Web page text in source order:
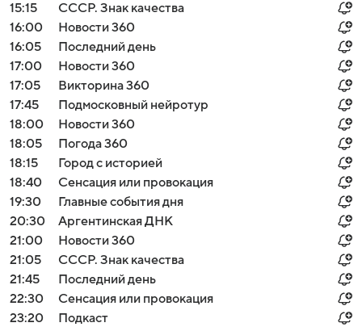
15:15
СССР. Знак качества
16:00
Новости 360
16:05
Последний день
17:00
Новости 360
17:05
Викторина 360
17:45
Подмосковный нейротур
18:00
Новости 360
18:05
Погода 360
18:15
Город с историей
18:40
Сенсация или провокация
19:30
Главные события дня
20:30
Аргентинская ДНК
21:00
Новости 360
21:05
СССР. Знак качества
21:45
Последний день
22:30
Сенсация или провокация
23:20
Подкаст